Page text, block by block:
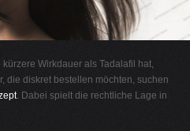
Wirkdauer als Tadalafil hat,
die diskret bestellen möchten, suchen
. Dabei spielt die rechtliche Lage in